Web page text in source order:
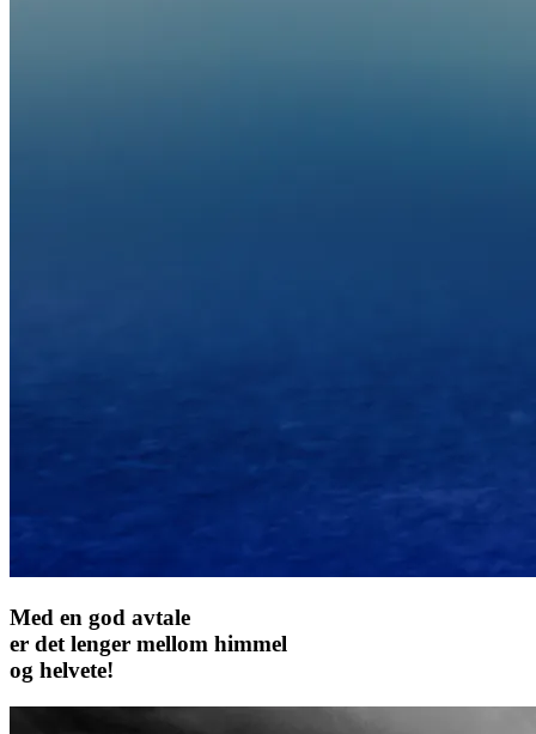
Med en god avtale
er det lenger mellom himmel
og helvete!